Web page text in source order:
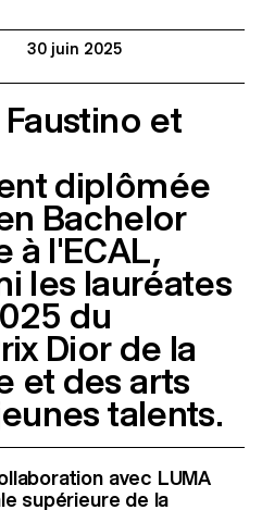
30 juin 2025
et
diplômée
Bachelor
à l'ECAL,
les lauréates
du
Dior de la
et des arts
talents.
avec LUMA
supérieure de la